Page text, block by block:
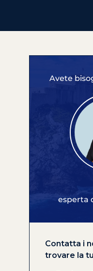
Avete
esperta
Contatta i
trovare la